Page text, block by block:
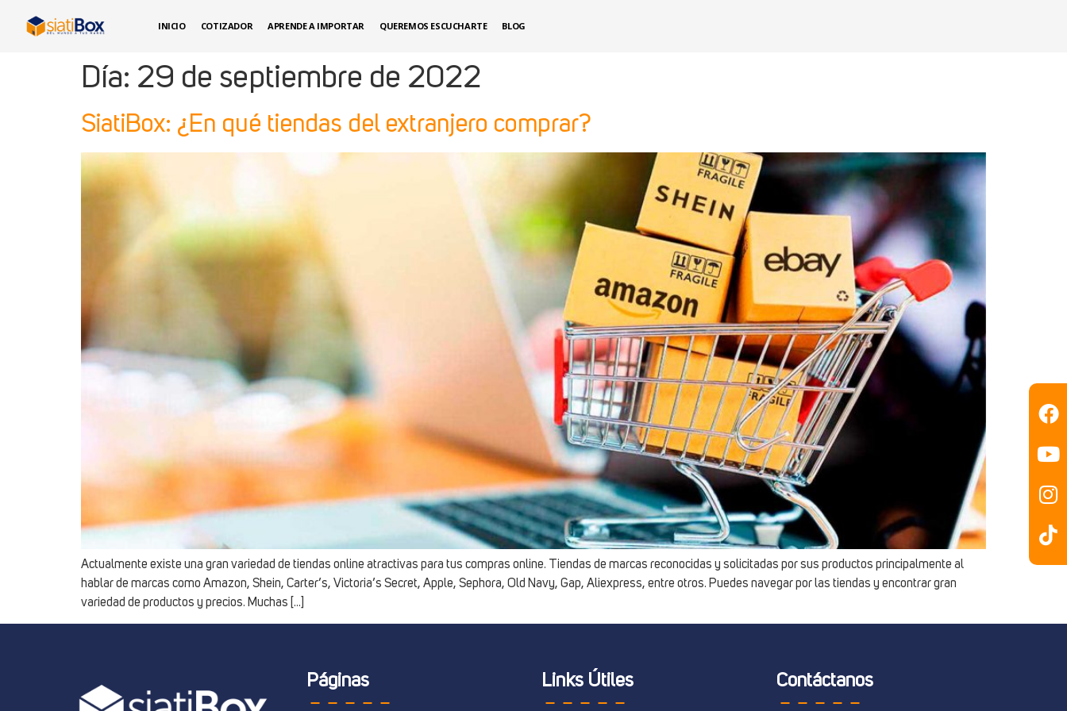
INICIO COTIZADOR APRENDE A IMPORTAR QUEREMOS ESCUCHARTE BLOG
Día: 29 de septiembre de 2022
SiatiBox: ¿En qué tiendas del extranjero comprar?
Actualmente existe una gran variedad de tiendas online atractivas para tus compras online. Tiendas de marcas reconocidas y solicitadas por sus productos principalmente al
hablar de marcas como Amazon, Shein, Carter’s, Victoria’s Secret, Apple, Sephora, Old Navy, Gap, Aliexpress, entre otros. Puedes navegar por las tiendas y encontrar gran
variedad de productos y precios. Muchas […]
Páginas Links Útiles Contáctanos